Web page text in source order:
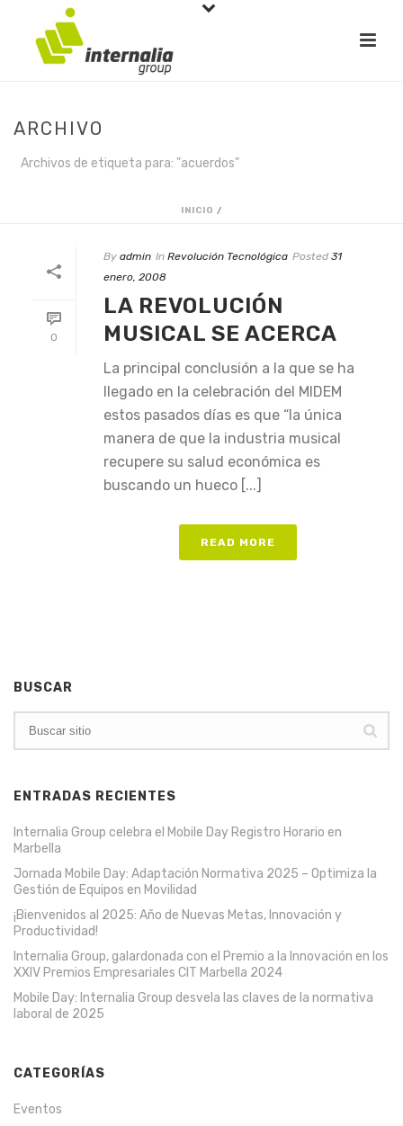
ARCHIVO
Archivos de etiqueta para: "acuerdos"
INICIO /
0
By admin In Revolución Tecnológica Posted 31
enero, 2008
LA REVOLUCIÓN
MUSICAL SE ACERCA
La principal conclusión a la que se ha
llegado en la celebración del MIDEM
estos pasados días es que “la única
manera de que la industria musical
recupere su salud económica es
buscando un hueco [...]
READ MORE
BUSCAR
ENTRADAS RECIENTES
Internalia Group celebra el Mobile Day Registro Horario en
Marbella
Jornada Mobile Day: Adaptación Normativa 2025 – Optimiza la
Gestión de Equipos en Movilidad
¡Bienvenidos al 2025: Año de Nuevas Metas, Innovación y
Productividad!
Internalia Group, galardonada con el Premio a la Innovación en los
XXIV Premios Empresariales CIT Marbella 2024
Mobile Day: Internalia Group desvela las claves de la normativa
laboral de 2025
CATEGORÍAS
Eventos